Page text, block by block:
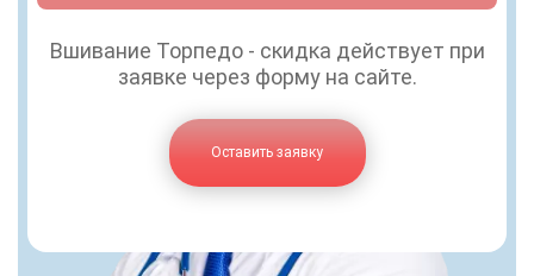
Вшивание Торпедо - скидка действует при
заявке через форму на сайте.
Оставить заявку